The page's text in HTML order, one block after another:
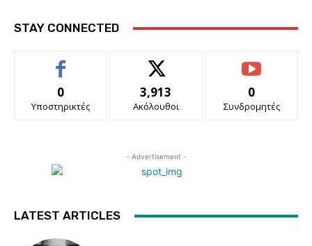
STAY CONNECTED
0
Υποστηρικτές
3,913
Ακόλουθοι
0
Συνδρομητές
- Advertisement -
LATEST ARTICLES